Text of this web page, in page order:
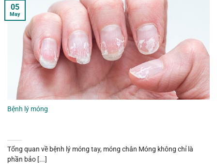
Bệnh lý móng
Tổng quan về bệnh lý móng tay, móng chân Móng không chỉ là
phần bảo [...]
05
May